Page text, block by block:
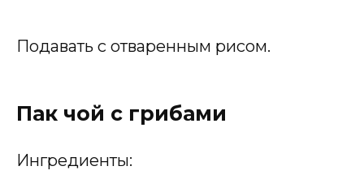
Подавать с отваренным рисом.
Пак чой с грибами
Ингредиенты: